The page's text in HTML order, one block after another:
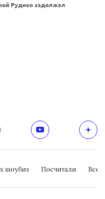
Руднев задолжал
шоубиз Посчитали